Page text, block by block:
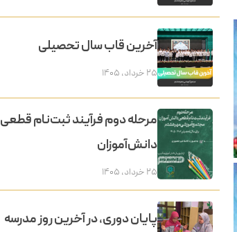
آخرین قاب سال تحصیلی
۲۵ خرداد, ۱۴۰۵
مرحله دوم فرآیند ثبت‌نام قطعی
دانش‌آموزان
۲۵ خرداد, ۱۴۰۵
پایان دوری، در آخرین روز مدرسه